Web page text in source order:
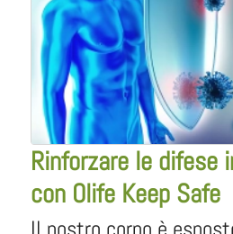
Rinforzare le difese
con Olife Keep Safe